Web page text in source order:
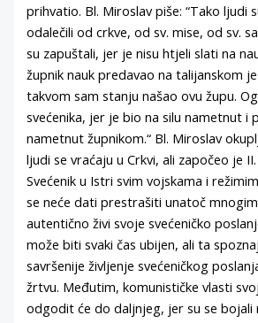
prihvatio. Bl. Miroslav piše: “Tako ljudi
odalečili od crkve, od sv. mise, od sv.
su zapuštali, jer je nisu htjeli slati na
župnik nauk predavao na talijanskom
takvom sam stanju našao ovu župu.
svećenika, jer je bio na silu nametnut i
nametnut župnikom.“ Bl. Miroslav
ljudi se vraćaju u Crkvi, ali započeo je
Svećenik u Istri svim vojskama i
se neće dati prestrašiti unatoč
autentično živi svoje svećeničko
može biti svaki čas ubijen, ali ta
savršenije življenje svećeničkog
žrtvu. Međutim, komunističke vlasti
odgodit će do daljnjeg, jer su se bojali